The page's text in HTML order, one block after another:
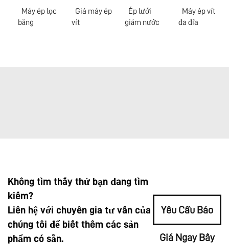
Máy ép lọc
băng
Giá máy ép
vít
Ép lưới
giảm nước
Máy ép vít
đa đĩa
Không tìm thấy thứ bạn đang tìm
kiếm?
Liên hệ với chuyên gia tư vấn của
chúng tôi để biết thêm các sản
phẩm có sẵn.
Yêu Cầu Báo
Giá Ngay Bây